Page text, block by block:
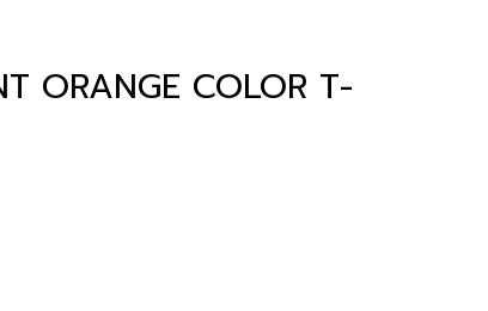
ORANGE COLOR T-